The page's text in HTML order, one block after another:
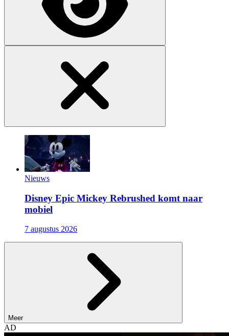
Nieuws
Disney Epic Mickey Rebrushed komt naar
mobiel
7 augustus 2026
Meer
AD